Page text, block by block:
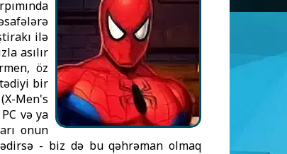
ilə
asılır
öz
bir
Men's
və ya
onun
- biz də bu qəhrəman olmaq